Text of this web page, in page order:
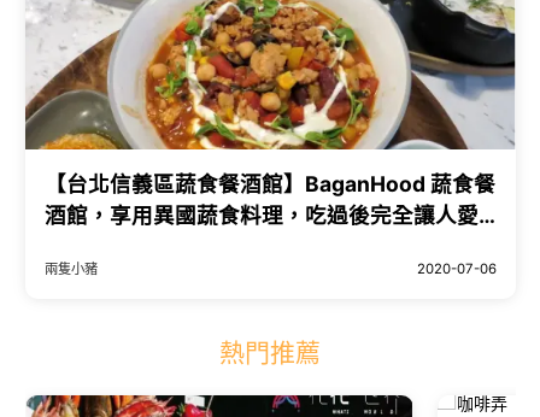
【台北信義區蔬食餐酒館】BaganHood 蔬食餐
酒館，享用異國蔬食料理，吃過後完全讓人愛
兩隻小豬 2020-07-06
熱門推薦